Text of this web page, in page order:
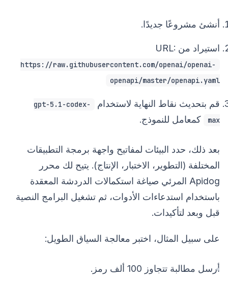
أنشئ مشروعًا جديدًا.
استيراد من URL:
https://raw.githubusercontent.com/openai/openai-
openapi/master/openapi.yaml
قم بتحديث نقاط النهاية لاستخدام
gpt-5.1-codex-
max
كمعامل للنموذج.
بعد ذلك، حدد البيئات لمفاتيح واجهة برمجة التطبيقات
المختلفة (التطوير، الاختبار، الإنتاج). يتيح لك محرر
Apidog المرئي صياغة استكمالات الدردشة المعقدة
باستخدام استدعاءات الأدوات، ثم تشغيل البرامج النصية
قبل وبعد لتأكيدات.
على سبيل المثال، اختبر معالجة السياق الطويل:
أرسل مطالبة تتجاوز 100 ألف رمز.